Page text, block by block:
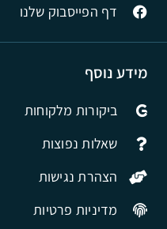
מידע נוסף
ביקורות מלקוחות
שאלות נפוצות
הצהרת נגישות
מדיניות פרטיות
דף הפייסבוק שלנו